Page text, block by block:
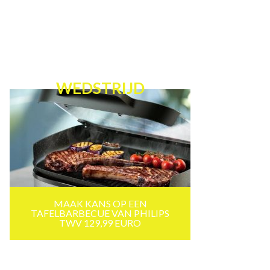
WEDSTRIJD
MAAK KANS OP EEN
TAFELBARBECUE VAN PHILIPS
TWV 129,99 EURO